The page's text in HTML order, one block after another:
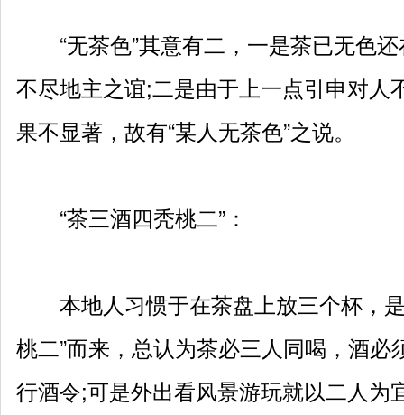
“无茶色”其意有二，一是茶已无色还
不尽地主之谊;二是由于上一点引申对人
果不显著，故有“某人无茶色”之说。
“茶三酒四秃桃二”：
本地人习惯于在茶盘上放三个杯，是
桃二”而来，总认为茶必三人同喝，酒必
行酒令;可是外出看风景游玩就以二人为